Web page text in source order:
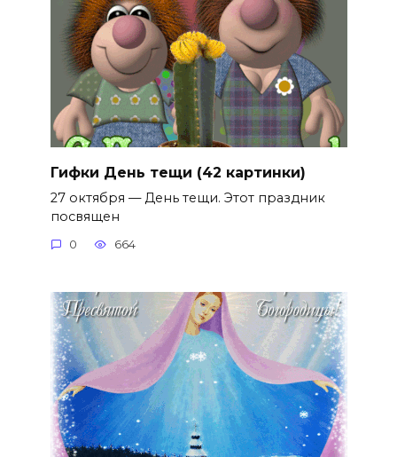
Гифки День тещи (42 картинки)
27 октября — День тещи. Этот праздник
посвящен
0 664